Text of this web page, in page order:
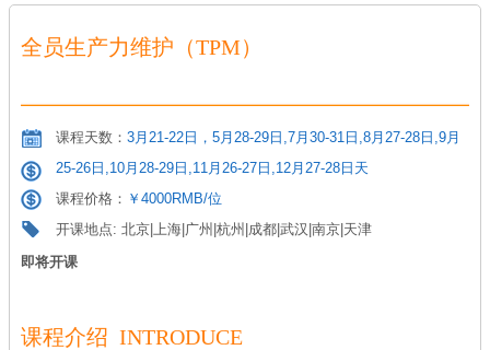
全员生产力维护（TPM）
课程天数： 3月21-22日，5月28-29日,7月30-31日,8月27-28日,9月
25-26日,10月28-29日,11月26-27日,12月27-28日天
课程价格： ￥4000RMB/位
开课地点: 北京|上海|广州|杭州|成都|武汉|南京|天津
即将开课
课程介绍 INTRODUCE